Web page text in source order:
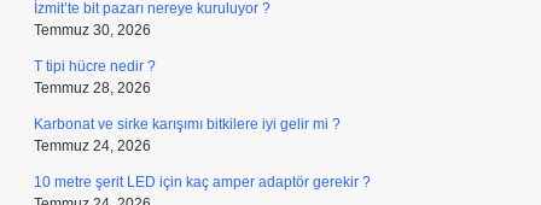
İzmit’te bit pazarı nereye kuruluyor ?
Temmuz 30, 2026
T tipi hücre nedir ?
Temmuz 28, 2026
Karbonat ve sirke karışımı bitkilere iyi gelir mi ?
Temmuz 24, 2026
10 metre şerit LED için kaç amper adaptör gerekir ?